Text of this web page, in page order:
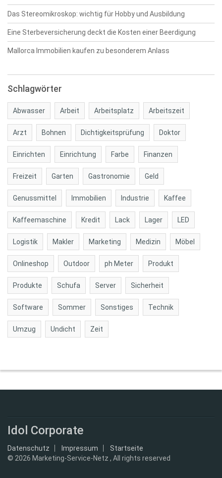
Das Stereomikroskop: wichtig für Hobby und Ausbildung
Eine Sterbeversicherung deckt die Kosten einer Beerdigung
Mallorca Immobilien kaufen zu besonderem Anlass
Schlagwörter
Abwasser Arbeit Arbeitsplatz Arbeitszeit
Arzt Bohnen Dichtigkeitsprüfung Doktor
Einrichten Einrichtung Farbe Finanzen
Freizeit Garten Gastronomie Geld
Genussmittel Immobilien Industrie Kaffee
Kaffeemaschine Kredit Lack Lager LED
Logistik Makler Marketing Medizin Möbel
Onlineshop Outdoor ph Meter Produkt
Produkte Schufa Server Sicherheit
Software Sommer Sonstiges Technik
Umzug Undicht Zeit
Idol Corporate
Datenschutz Impressum
Startseite
© 2026 Marketing-Service-Netz , All rights reserved